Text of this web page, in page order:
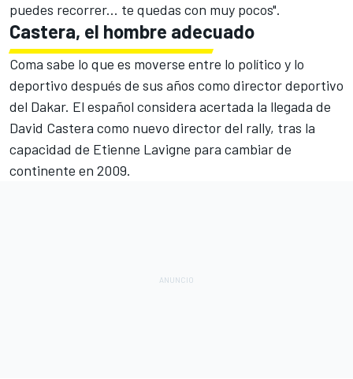
puedes recorrer... te quedas con muy pocos".
Castera, el hombre adecuado
Coma sabe lo que es moverse entre lo político y lo
deportivo después de sus años como director deportivo
del Dakar. El español considera acertada la llegada de
David Castera como nuevo director del rally, tras la
capacidad de Etienne Lavigne para cambiar de
continente en 2009.